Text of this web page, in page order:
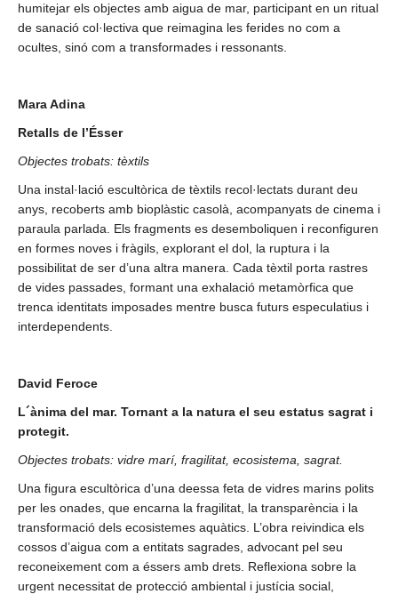
humitejar els objectes amb aigua de mar, participant en un ritual
de sanació col·lectiva que reimagina les ferides no com a
ocultes, sinó com a transformades i ressonants.
Mara Adina
Retalls de l’Ésser
Objectes trobats: tèxtils
Una instal·lació escultòrica de tèxtils recol·lectats durant deu
anys, recoberts amb bioplàstic casolà, acompanyats de cinema i
paraula parlada. Els fragments es desemboliquen i reconfiguren
en formes noves i fràgils, explorant el dol, la ruptura i la
possibilitat de ser d’una altra manera. Cada tèxtil porta rastres
de vides passades, formant una exhalació metamòrfica que
trenca identitats imposades mentre busca futurs especulatius i
interdependents.
David Feroce
L´ànima del mar. Tornant a la natura el seu estatus sagrat i
protegit.
Objectes trobats: vidre marí, fragilitat, ecosistema, sagrat.
Una figura escultòrica d’una deessa feta de vidres marins polits
per les onades, que encarna la fragilitat, la transparència i la
transformació dels ecosistemes aquàtics. L’obra reivindica els
cossos d’aigua com a entitats sagrades, advocant pel seu
reconeixement com a éssers amb drets. Reflexiona sobre la
urgent necessitat de protecció ambiental i justícia social,